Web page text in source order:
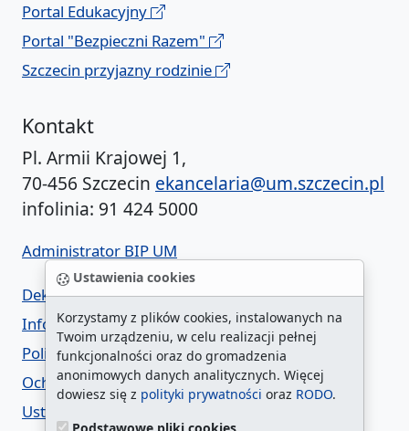
Ustawienia cookies
Korzystamy z plików cookies, instalowanych na
Twoim urządzeniu, w celu realizacji pełnej
funkcjonalności oraz do gromadzenia
anonimowych danych analitycznych. Więcej
dowiesz się z polityki prywatności oraz RODO.
Portal Edukacyjny
Portal "Bezpieczni Razem"
Szczecin przyjazny rodzinie
Kontakt
Pl. Armii Krajowej 1,
70-456 Szczecin ekancelaria@um.szczecin.pl
infolinia: 91 424 5000
Administrator BIP UM
Deklaracja dostępności
Informacja o urzędzie w ETR
Polityka prywatności
Ochrona danych osobowych
Ustawienia cookies